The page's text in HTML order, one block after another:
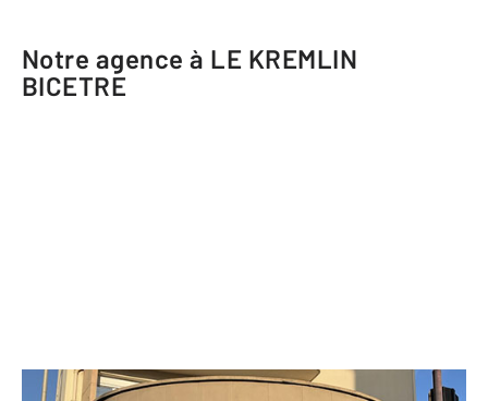
Notre agence à LE KREMLIN
BICETRE